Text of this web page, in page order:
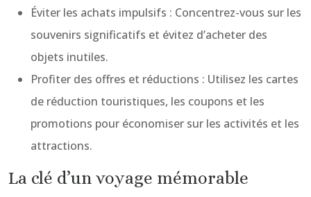
Éviter les achats impulsifs : Concentrez-vous sur les
souvenirs significatifs et évitez d’acheter des
objets inutiles.
Profiter des offres et réductions : Utilisez les cartes
de réduction touristiques, les coupons et les
promotions pour économiser sur les activités et les
attractions.
La clé d’un voyage mémorable